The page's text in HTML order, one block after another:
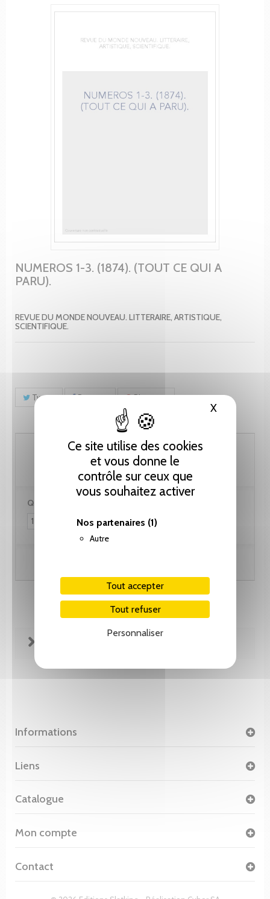
Ce site utilise des cookies
et vous donne le
contrôle sur ceux que
vous souhaitez activer
Nos partenaires (1)
Autre
Tout accepter
Tout refuser
Personnaliser
XMasquer
NUMEROS 1-3. (1874). (TOUT CE QUI A
PARU).
REVUE DU MONDE NOUVEAU. LITTERAIRE, ARTISTIQUE,
SCIENTIFIQUE.
Tweet Partager Pinterest
82.10 CHF
Quantité :
Informations
Liens
Catalogue
Mon compte
Contact